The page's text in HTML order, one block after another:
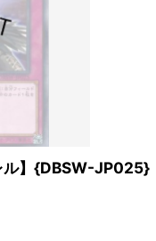
ル】{DBSW-JP025}